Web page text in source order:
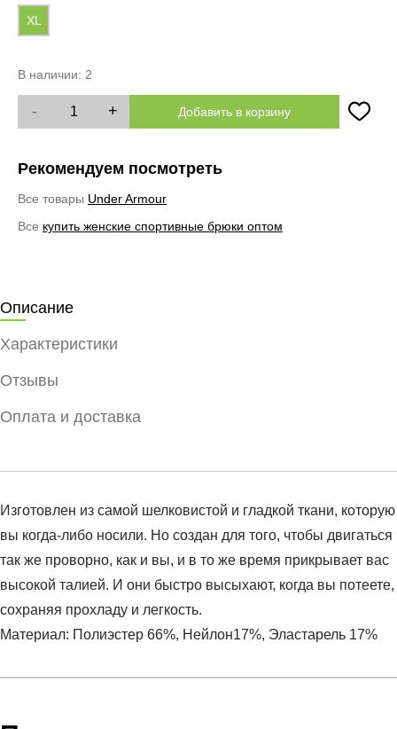
XL
В наличии: 2
- + Добавить в корзину
Рекомендуем посмотреть
Все товары Under Armour
Все купить женские спортивные брюки оптом
Описание
Характеристики
Отзывы
Оплата и доставка
Изготовлен из самой шелковистой и гладкой ткани, которую
вы когда-либо носили. Но создан для того, чтобы двигаться
так же проворно, как и вы, и в то же время прикрывает вас
высокой талией. И они быстро высыхают, когда вы потеете,
сохраняя прохладу и легкость.
Материал: Полиэстер 66%, Нейлон17%, Эластарель 17%
Артикул:1318074-100
Условия оплаты